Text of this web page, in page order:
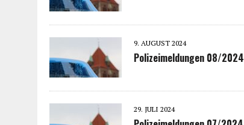
9. AUGUST 2024
Polizeimeldungen 08/2024
29. JULI 2024